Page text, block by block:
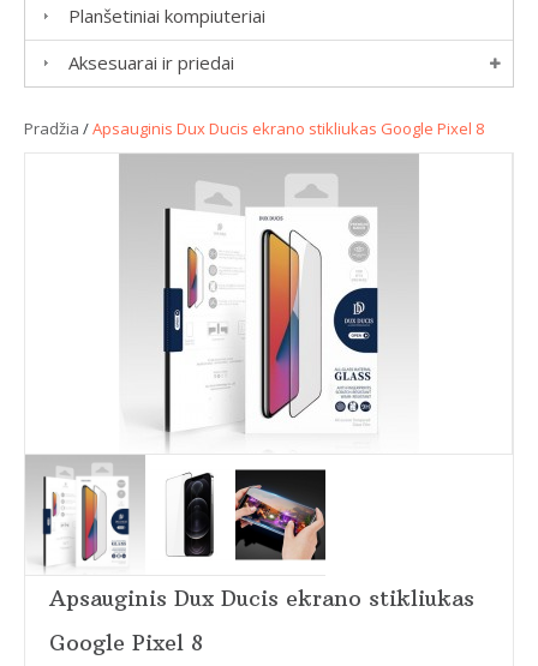
Planšetiniai kompiuteriai
Aksesuarai ir priedai
Pradžia /Apsauginis Dux Ducis ekrano stikliukas Google Pixel 8
Apsauginis Dux Ducis ekrano stikliukas
Google Pixel 8